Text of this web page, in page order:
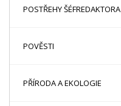
POSTŘEHY ŠÉFREDAKTORA
POVĚSTI
PŘÍRODA A EKOLOGIE